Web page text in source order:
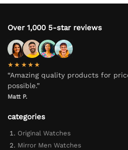
Over 1,000 5-star reviews
★★★★★
“Amazing quality products for
possible.”
Matt P.
categories
Original Watches
Mirror Men Watches